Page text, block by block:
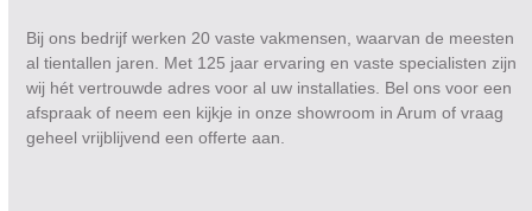
Bij ons bedrijf werken 20 vaste vakmensen, waarvan de meesten
al tientallen jaren. Met 125 jaar ervaring en vaste specialisten zijn
wij hét vertrouwde adres voor al uw installaties. Bel ons voor een
afspraak of neem een kijkje in onze showroom in Arum of vraag
geheel vrijblijvend een offerte aan.